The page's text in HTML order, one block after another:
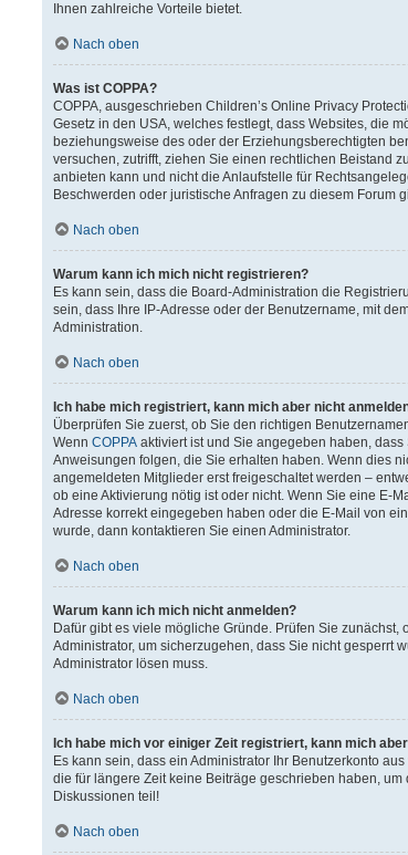
Ihnen zahlreiche Vorteile bietet.
Nach oben
Was ist COPPA?
COPPA, ausgeschrieben Children’s Online Privacy
Gesetz in den USA, welches festlegt, dass Websites, die
beziehungsweise des oder der Erziehungsberechtigten
versuchen, zutrifft, ziehen Sie einen rechtlichen Beistand
anbieten kann und nicht die Anlaufstelle für
Beschwerden oder juristische Anfragen zu diesem Forum
Nach oben
Warum kann ich mich nicht registrieren?
Es kann sein, dass die Board-Administration die
sein, dass Ihre IP-Adresse oder der Benutzername, mit
Administration.
Nach oben
Ich habe mich registriert, kann mich aber nicht
Überprüfen Sie zuerst, ob Sie den richtigen
Wenn COPPA aktiviert ist und Sie angegeben haben,
Anweisungen folgen, die Sie erhalten haben. Wenn dies
angemeldeten Mitglieder erst freigeschaltet werden –
ob eine Aktivierung nötig ist oder nicht. Wenn Sie eine E-
Adresse korrekt eingegeben haben oder die E-Mail von
wurde, dann kontaktieren Sie einen Administrator.
Nach oben
Warum kann ich mich nicht anmelden?
Dafür gibt es viele mögliche Gründe. Prüfen Sie
Administrator, um sicherzugehen, dass Sie nicht gesperrt
Administrator lösen muss.
Nach oben
Ich habe mich vor einiger Zeit registriert, kann mich
Es kann sein, dass ein Administrator Ihr Benutzerkonto
die für längere Zeit keine Beiträge geschrieben haben,
Diskussionen teil!
Nach oben